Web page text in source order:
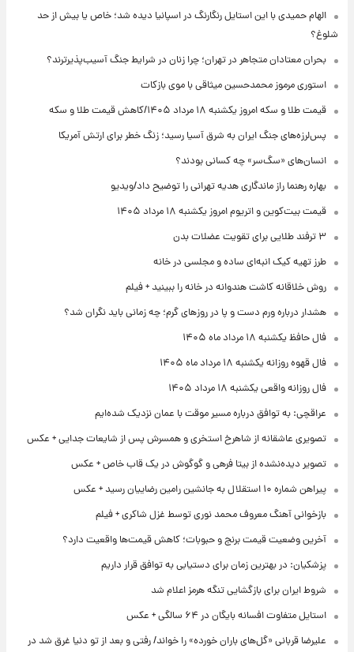
الهام حمیدی با این استایل رنگارنگ در اسپانیا دیده شد؛ خاص یا بیش از حد
شلوغ؟
بحران معتادان متجاهر در تهران؛ چرا زنان در شرایط جنگ آسیب‌پذیرترند؟
استوری مرموز محمدحسین میثاقی با موی بازکات
قیمت طلا و سکه امروز یکشنبه ۱۸ مرداد ۱۴۰۵/کاهش قیمت طلا و سکه
پس‌لرزه‌های جنگ ایران به شرق آسیا رسید؛ زنگ خطر برای ارتش آمریکا
انسان‌های «سگ‌سر» چه کسانی بودند؟
بهاره رهنما راز ماندگاری هدیه تهرانی را توضیح داد/ویدیو
قیمت بیت‌کوین و اتریوم امروز یکشنبه ۱۸ مرداد ۱۴۰۵
۳ ترفند طلایی برای تقویت عضلات بدن
طرز تهیه کیک انبه‌ای ساده و مجلسی در خانه
روش خلاقانه کاشت هندوانه در خانه را ببینید + فیلم
هشدار درباره ورم دست و پا در روزهای گرم؛ چه زمانی باید نگران شد؟
فال حافظ یکشنبه ۱۸ مرداد ماه ۱۴۰۵
فال قهوه روزانه یکشنبه ۱۸ مرداد ماه ۱۴۰۵
فال روزانه واقعی یکشنبه ۱۸ مرداد ۱۴۰۵
عراقچی: به توافق درباره مسیر موقت با عمان نزدیک شده‌ایم
تصویری عاشقانه از شاهرخ استخری و همسرش پس از شایعات جدایی + عکس
تصویر دیده‌نشده از بیتا فرهی و گوگوش در یک قاب خاص + عکس
پیراهن شماره ۱۰ استقلال به جانشین رامین رضاییان رسید + عکس
بازخوانی آهنگ معروف محمد نوری توسط غزل شاکری + فیلم
آخرین وضعیت قیمت برنج و حبوبات؛ کاهش قیمت‌ها واقعیت دارد؟
پزشکیان: در بهترین زمان برای دستیابی به توافق قرار داریم
شروط ایران برای بازگشایی تنگه هرمز اعلام شد
استایل متفاوت افسانه بایگان در ۶۴ سالگی + عکس
علیرضا قربانی «گل‌های باران خورده» را خواند/ رفتی و بعد از تو دنیا غرق شد در